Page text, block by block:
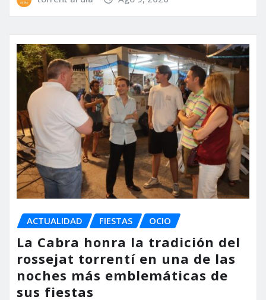
ACTUALIDAD FIESTAS OCIO
La Cabra honra la tradición del
rossejat torrentí en una de las
noches más emblemáticas de
sus fiestas